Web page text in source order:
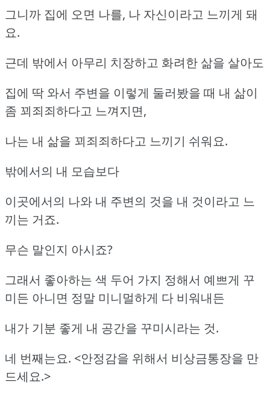
그니까 집에 오면 나를, 나 자신이라고 느끼게 돼
요.
근데 밖에서 아무리 치장하고 화려한 삶을 살아도
집에 딱 와서 주변을 이렇게 둘러봤을 때 내 삶이
좀 꾀죄죄하다고 느껴지면,
나는 내 삶을 꾀죄죄하다고 느끼기 쉬워요.
밖에서의 내 모습보다
이곳에서의 나와 내 주변의 것을 내 것이라고 느
끼는 거죠.
무슨 말인지 아시죠?
그래서 좋아하는 색 두어 가지 정해서 예쁘게 꾸
미든 아니면 정말 미니멀하게 다 비워내든
내가 기분 좋게 내 공간을 꾸미시라는 것.
네 번째는요. <안정감을 위해서 비상금통장을 만
드세요.>